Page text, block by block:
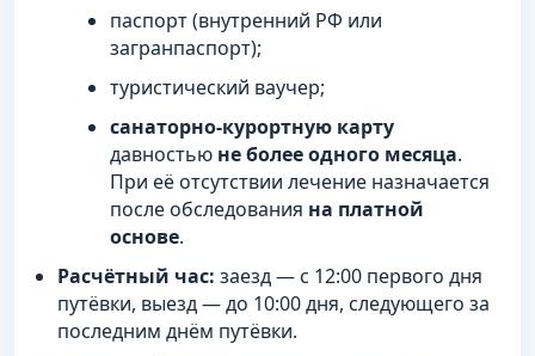
паспорт (внутренний РФ или
загранпаспорт);
туристический ваучер;
санаторно-курортную карту
давностью не более одного месяца.
При её отсутствии лечение назначается
после обследования на платной
основе.
Расчётный час: заезд — с 12:00 первого дня
путёвки, выезд — до 10:00 дня, следующего за
последним днём путёвки.